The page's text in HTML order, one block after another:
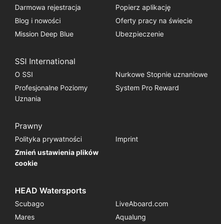
Darmowa rejestracja
Popierz aplikację
Blog i nowości
Oferty pracy na świecie
Mission Deep Blue
Ubezpieczenie
SSI International
O SSI
Nurkowe Stopnie uznaniowe
Profesjonalne Poziomy
Uznania
System Pro Reward
Prawny
Polityka prywatności
Imprint
Zmień ustawienia plików
cookie
HEAD Watersports
Scubago
LiveAboard.com
Mares
Aqualung